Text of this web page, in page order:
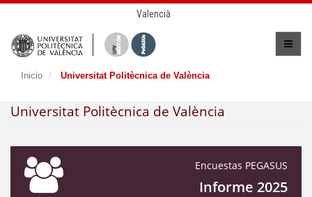
Valencià
Inicio Universitat Politècnica de València
Universitat Politècnica de València
Encuestas PEGASUS
Informe 2025